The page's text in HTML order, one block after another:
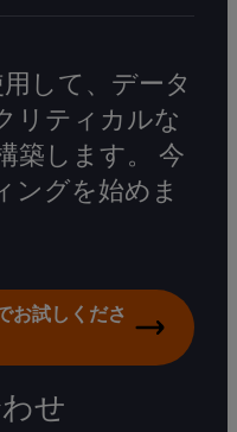
して、データ
リティカルな
築します。 今
ングを始めま
お試しくださ
せ